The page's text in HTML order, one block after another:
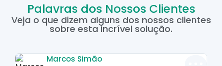
Palavras dos Nossos Clientes
Veja o que dizem alguns dos nossos clientes
sobre esta incrível solução.
Marcos Simão